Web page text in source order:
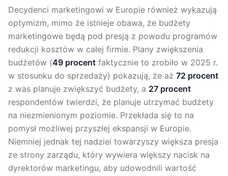
Decydenci marketingowi w Europie również wykazują
optymizm, mimo że istnieje obawa, że budżety
marketingowe będą pod presją z powodu programów
redukcji kosztów w całej firmie. Plany zwiększenia
budżetów (49 procent faktycznie to zrobiło w 2025 r.
w stosunku do sprzedaży) pokazują, że aż 72 procent
z was planuje zwiększyć budżety, a 27 procent
respondentów twierdzi, że planuje utrzymać budżety
na niezmienionym poziomie. Przekłada się to na
pomysł możliwej przyszłej ekspansji w Europie.
Niemniej jednak tej nadziei towarzyszy większa presja
ze strony zarządu, który wywiera większy nacisk na
dyrektorów marketingu, aby udowodnili wartość